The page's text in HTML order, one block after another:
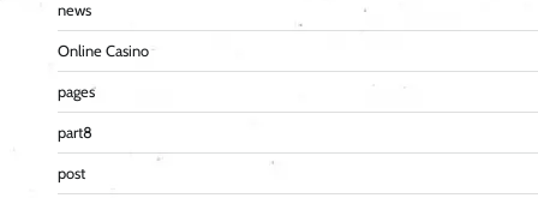
news
Online Casino
pages
part8
post